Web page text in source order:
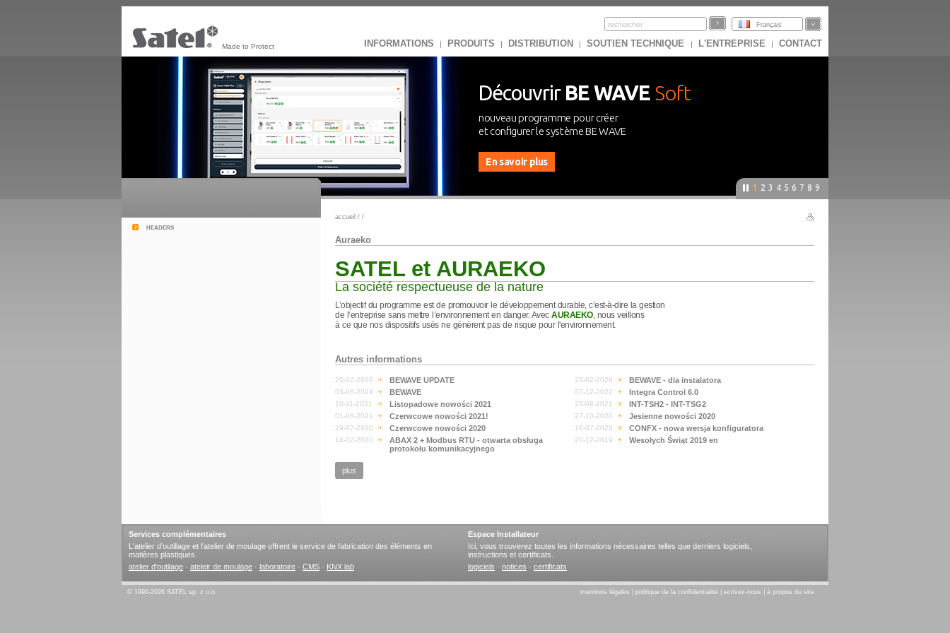
Made to Protect
Français
INFORMATIONS | PRODUITS | DISTRIBUTION | SOUTIEN TECHNIQUE | L'ENTREPRISE | CONTACT
Découvrir BE WAVE Soft
nouveau programme pour créer
et configurer le système BE WAVE
En savoir plus
1 2 3 4 5 6 7 8 9
headers
accueil / /
Auraeko
SATEL et AURAEKO
La société respectueuse de la nature
L’objectif du programme est de promouvoir le développement durable, c’est-à-dire la gestion
de l’entreprise sans mettre l’environnement en danger. Avec AURAEKO, nous veillons
à ce que nos dispositifs usés ne génèrent pas de risque pour l'environnement.
Autres informations
25-02-2026 BEWAVE UPDATE 25-02-2026 BEWAVE - dla instalatora
03-06-2024 BEWAVE 07-12-2022 Integra Control 6.0
10-11-2021 Listopadowe nowości 2021 25-08-2021 INT-TSH2 - INT-TSG2
01-06-2021 Czerwcowe nowości 2021! 27-10-2020 Jesienne nowości 2020
29-07-2020 Czerwcowe nowości 2020 16-07-2020 CONFX - nowa wersja konfiguratora
14-02-2020
ABAX 2 + Modbus RTU - otwarta obsługa
protokołu komunikacyjnego
20-12-2019 Wesołych Świąt 2019 en
plus
Services complémentaires
L'atelier d'outillage et l'atelier de moulage offrent le service de fabrication des éléments en
matières plastiques.
atelier d'outilage · ateleir de moulage · laboratoire · CMS · KNX lab
Espace Installateur
Ici, vous trouverez toutes les informations nécessaires telles que derniers logiciels,
instructions et certificats.
logiciels · notices · certificats
© 1990-2026 SATEL sp. z o.o. mentions légales politique de la confidentialité ecrivez-nous à propos du site